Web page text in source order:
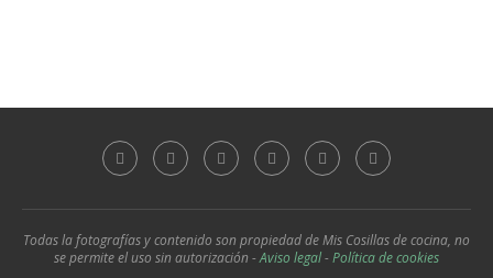
Todas la fotografías y contenido son propiedad de Mis Cosillas de cocina, no
se permite el uso sin autorización -Aviso legal- Política de cookies